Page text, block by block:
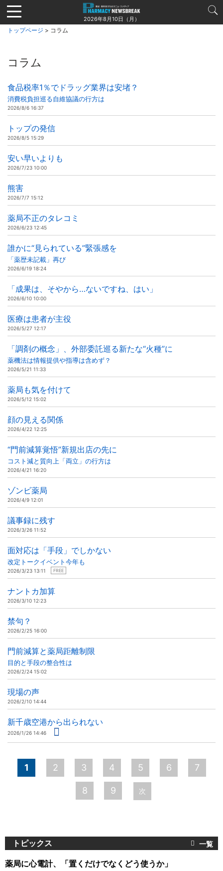
Jump
to
navigation
2026年8月10日（月）
トップページ > コラム
コラム
食品税率1％でドラッグ業界は安堵？
消費税負担巡る自維協議の行方は
2026/8/6 16:37
トップの発信
2026/8/5 15:29
安い早いよりも
2026/7/23 10:00
熊害
2026/7/7 15:12
薬局不正のタレコミ
2026/6/23 12:45
誰かに“見られている”緊張感を
「薬歴未記載」再び
2026/6/19 18:24
「成果は、そやから…ないですね、はい」
2026/6/10 10:00
医療は患者が主役
2026/5/27 12:17
「調剤の概念」、外部委託巡る新たな“火種”に
薬機法は情報提供や指導は含めず？
2026/5/21 11:33
薬局も気を付けて
2026/5/12 15:02
顔の見える関係
2026/4/22 12:25
“門前減算覚悟”新規出店の先に
コスト減と質向上「両立」の行方は
2026/4/21 16:20
ゾンビ薬局
2026/4/9 12:01
議事録に残す
2026/3/26 11:52
面対応は「手段」でしかない
改定トークイベント今年も
2026/3/23 13:11 FREE
ナントカ加算
2026/3/10 12:23
禁句？
2026/2/25 16:00
門前減算と薬局距離制限
目的と手段の整合性は
2026/2/24 15:02
現場の声
2026/2/10 14:44
新千歳空港から出られない
2026/1/26 14:46
ペ
ー
1 2 3 4 5 6 7
8 9 次
トピックス
薬局に心電計、「置くだけでなくどう使うか」